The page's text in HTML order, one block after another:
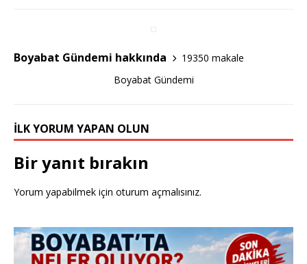
o
k
Boyabat Gündemi hakkında
19350 makale
Boyabat Gündemi
İLK YORUM YAPAN OLUN
Bir yanıt bırakın
Yorum yapabilmek için oturum açmalısınız.